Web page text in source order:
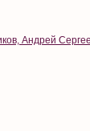
Андрей